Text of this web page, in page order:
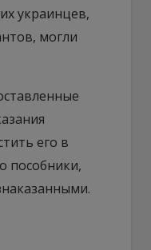
украинцев,
могли
его в
пособники,